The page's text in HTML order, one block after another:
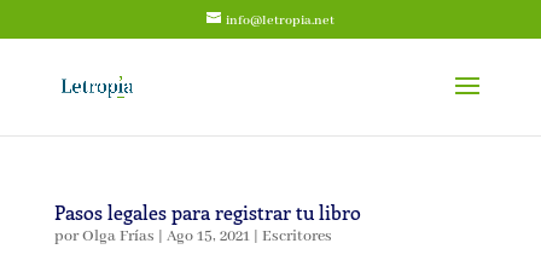
info@letropia.net
Pasos legales para registrar tu libro
porOlga Frías | Ago 15, 2021| Escritores